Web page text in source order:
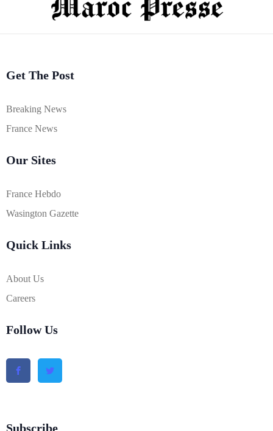
Get The Post
Breaking News
France News
Our Sites
France Hebdo
Wasington Gazette
Quick Links
About Us
Careers
Follow Us
Subscribe